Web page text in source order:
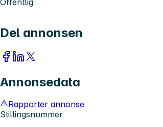
Del annonsen
Annonsedata
Rapporter annonse
Stillingsnummer